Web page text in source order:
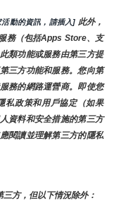
動的資訊，請插入] 此外，
務（包括Apps Store、支
類功能或服務由第三方提
三方功能和服務。您向第
務的網路運營商。即使您
私政策和用戶協定（如果
資料和安全措施的第三方
閱讀並理解第三方的隱私
方，但以下情況除外：